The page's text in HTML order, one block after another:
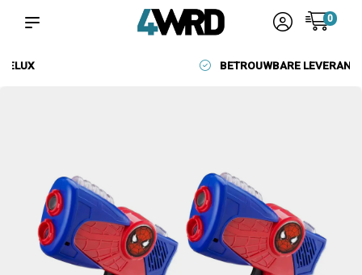
0
BETROUWBARE LEVERANCIERS